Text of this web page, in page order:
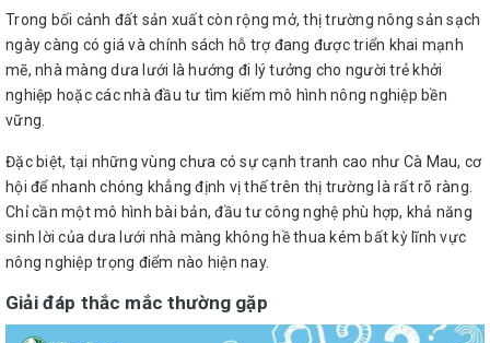
Trong bối cảnh đất sản xuất còn rộng mở, thị trường nông sản sạch
ngày càng có giá và chính sách hỗ trợ đang được triển khai mạnh
mẽ, nhà màng dưa lưới là hướng đi lý tưởng cho người trẻ khởi
nghiệp hoặc các nhà đầu tư tìm kiếm mô hình nông nghiệp bền
vững.
Đặc biệt, tại những vùng chưa có sự cạnh tranh cao như Cà Mau, cơ
hội để nhanh chóng khẳng định vị thế trên thị trường là rất rõ ràng.
Chỉ cần một mô hình bài bản, đầu tư công nghệ phù hợp, khả năng
sinh lời của dưa lưới nhà màng không hề thua kém bất kỳ lĩnh vực
nông nghiệp trọng điểm nào hiện nay.
Giải đáp thắc mắc thường gặp